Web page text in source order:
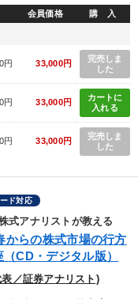
会員価格 購 入
円 33,000円
完売しま
した
円 33,000円
カートに
入れる
円 33,000円
完売しま
した
ド対応
式アナリストが教える
からの株式市場の行方
CD・デジタル版）
／証券アナリスト)